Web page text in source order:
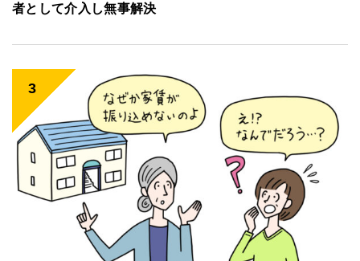
者として介入し無事解決